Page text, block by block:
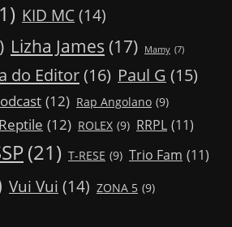
KID MC (14)
Lizha James (17) Mamy (7)
do Editor(16) Paul G (15)
(12) Rap Angolano (9)
Reptile (12) ROLEX (9) RRPL (11)
(21) T-RESE (9) Trio Fam (11)
Vui Vui (14) ZONA 5 (9)